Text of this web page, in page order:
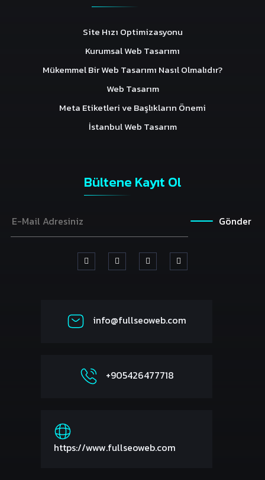
Site Hızı Optimizasyonu
Kurumsal Web Tasarımı
Mükemmel Bir Web Tasarımı Nasıl Olmalıdır?
Web Tasarım
Meta Etiketleri ve Başlıkların Önemi
İstanbul Web Tasarım
Bültene Kayıt Ol
Gönder
info@fullseoweb.com
+905426477718
https://www.fullseoweb.com